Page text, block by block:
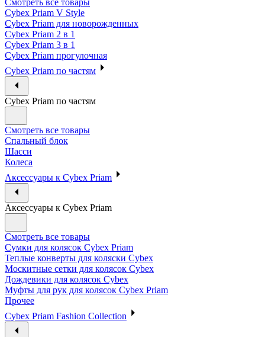
Cybex Priam V Style
Cybex Priam для новорожденных
Cybex Priam 2 в 1
Cybex Priam 3 в 1
Cybex Priam прогулочная
Cybex Priam по частям
Cybex Priam по частям
Смотреть все товары
Спальный блок
Шасси
Колеса
Аксессуары к Cybex Priam
Аксессуары к Cybex Priam
Смотреть все товары
Сумки для колясок Cybex Priam
Теплые конверты для коляски Cybex
Москитные сетки для колясок Cybex
Дождевики для колясок Cybex
Муфты для рук для колясок Cybex Priam
Прочее
Cybex Priam Fashion Collection